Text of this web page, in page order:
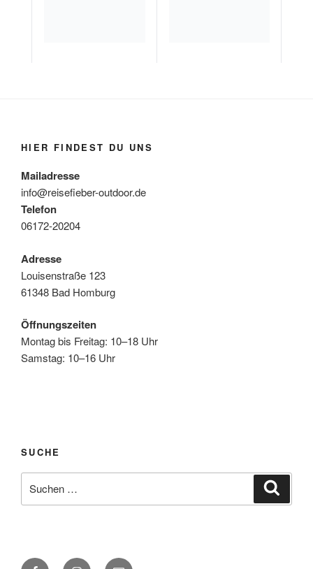
HIER FINDEST DU UNS
Mailadresse
info@reisefieber-outdoor.de
Telefon
06172-20204
Adresse
Louisenstraße 123
61348 Bad Homburg
Öffnungszeiten
Montag bis Freitag: 10–18 Uhr
Samstag: 10–16 Uhr
SUCHE
nach:
FacebookInstagramE-